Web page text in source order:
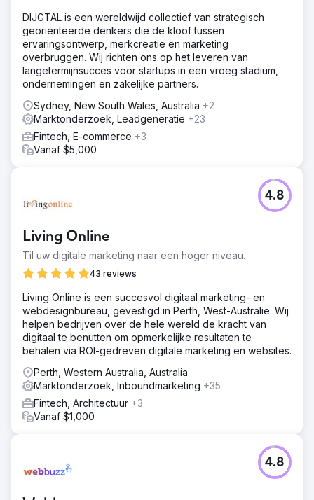
Naar bureaupagina
DIJGTAL is een wereldwijd collectief van strategisch
georiënteerde denkers die de kloof tussen
ervaringsontwerp, merkcreatie en marketing
overbruggen. Wij richten ons op het leveren van
langetermijnsucces voor startups in een vroeg stadium,
ondernemingen en zakelijke partners.
Sydney, New South Wales, Australia +2
Marktonderzoek, Leadgeneratie +23
Fintech, E-commerce +3
Vanaf $5,000
Living Online
Til uw digitale marketing naar een hoger niveau.
43 reviews
4.8
Living Online is een succesvol digitaal marketing- en
webdesignbureau, gevestigd in Perth, West-Australië. Wij
helpen bedrijven over de hele wereld de kracht van
digitaal te benutten om opmerkelijke resultaten te
behalen via ROI-gedreven digitale marketing en websites.
Perth, Western Australia, Australia
Marktonderzoek, Inboundmarketing +35
Fintech, Architectuur +3
Vanaf $1,000
4.8